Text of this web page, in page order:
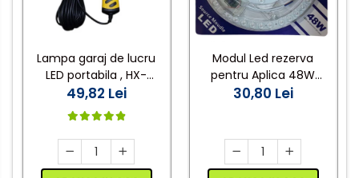
Lampa garaj de lucru
LED portabila , HX-
25,cablu 7,5 m 220V
49,82 Lei
Modul Led rezerva
pentru Aplica 48W
6500K
30,80 Lei